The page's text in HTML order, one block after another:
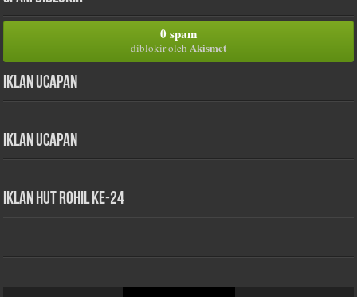
0 spam
diblokir oleh Akismet
Iklan Ucapan
Iklan Ucapan
iklan HUT Rohil Ke-24